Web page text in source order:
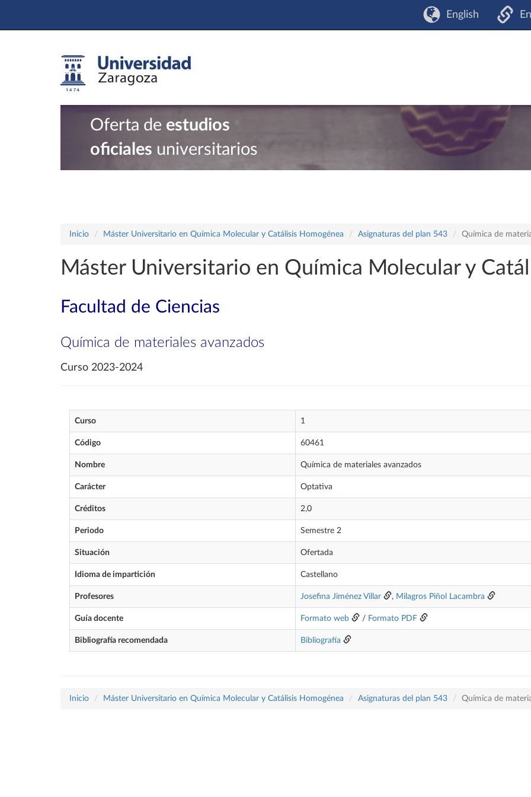
English
Oferta de estudios
oficiales universitarios
Inicio Máster Universitario en Química Molecular y Catálisis Homogénea Asignaturas del plan 543 Química de
Máster Universitario en Química Molecular y
Facultad de Ciencias
Química de materiales avanzados
Curso 2023-2024
Curso 1
Código 60461
Nombre Química de materiales avanzados
Carácter Optativa
Créditos 2,0
Periodo Semestre 2
Situación Ofertada
Idioma de impartición Castellano
Profesores Josefina Jiménez Villar , Milagros Piñol Lacambra
Guía docente Formato web / Formato PDF
Bibliografía recomendada Bibliografía
Inicio Máster Universitario en Química Molecular y Catálisis Homogénea Asignaturas del plan 543 Química de